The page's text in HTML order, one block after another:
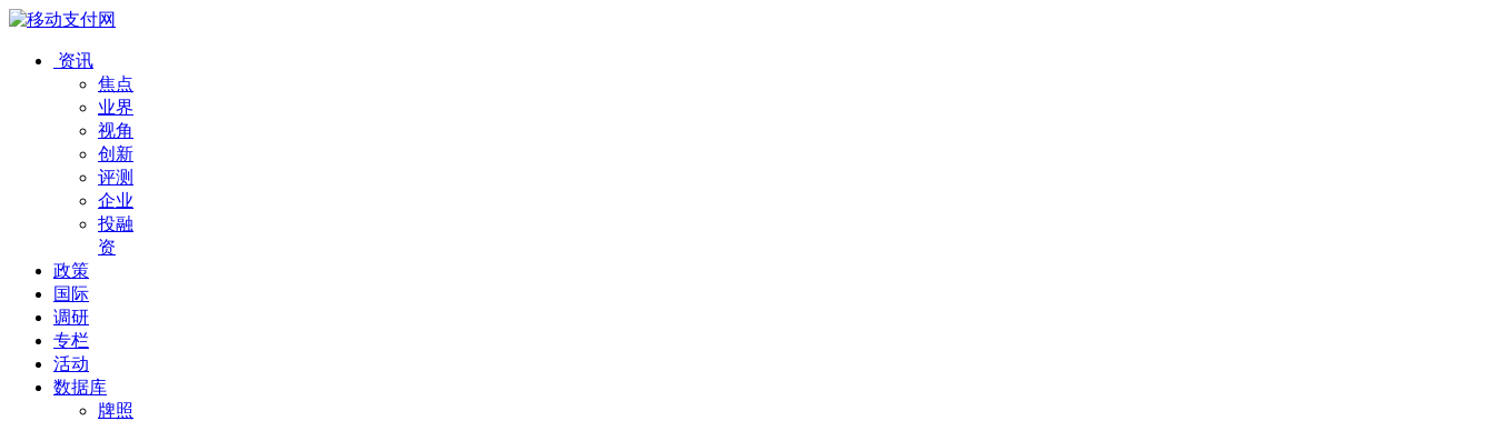
资讯
焦点
业界
视角
创新
评测
企业
投融
资
政策
国际
调研
专栏
活动
数据库
牌照